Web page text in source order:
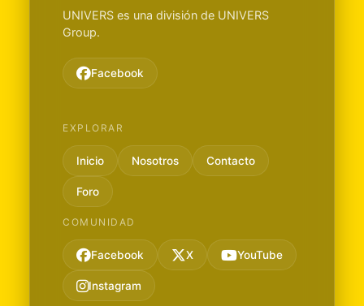
UNIVERS es una división de UNIVERS
Group.
Facebook
EXPLORAR
Inicio Nosotros Contacto
Foro
COMUNIDAD
Facebook X YouTube
Instagram